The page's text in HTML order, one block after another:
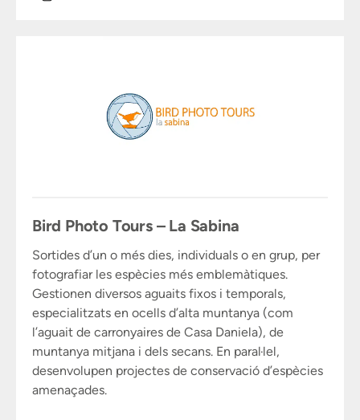
Bird Photo Tours – La Sabina
Sortides d’un o més dies, individuals o en grup, per
fotografiar les espècies més emblemàtiques.
Gestionen diversos aguaits fixos i temporals,
especialitzats en ocells d’alta muntanya (com
l’aguait de carronyaires de Casa Daniela), de
muntanya mitjana i dels secans. En paral·lel,
desenvolupen projectes de conservació d’espècies
amenaçades.